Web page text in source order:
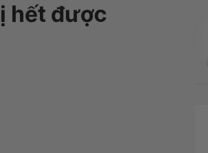
hết được